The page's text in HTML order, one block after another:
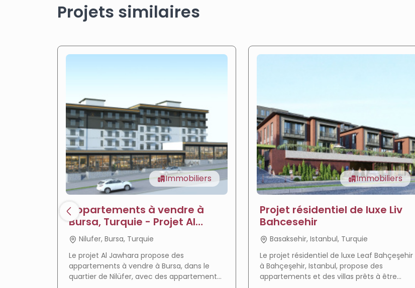
Projets similaires
Immobiliers
Appartements à vendre à
Bursa, Turquie - Projet Al
Jawhara
Nilufer, Bursa, Turquie
Le projet Al Jawhara propose des
appartements à vendre à Bursa, dans le
quartier de Nilüfer, avec des appartements
Immobiliers
Projet résidentiel de luxe Liv
Bahcesehir
Basaksehir, Istanbul, Turquie
Le projet résidentiel de luxe Leaf Bahçeşehir
à Bahçeşehir, Istanbul, propose des
appartements et des villas prêts à être